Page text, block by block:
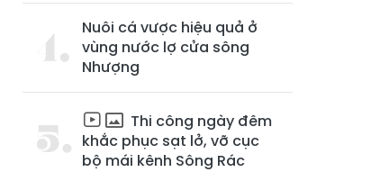
Nuôi cá vược hiệu quả ở
vùng nước lợ cửa sông
Nhượng
Thi công ngày đêm
khắc phục sạt lở, vỡ cục
bộ mái kênh Sông Rác